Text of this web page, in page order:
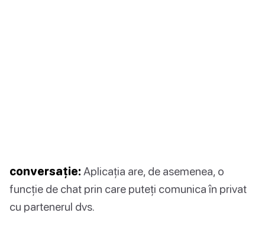
conversație: Aplicația are, de asemenea, o
funcție de chat prin care puteți comunica în privat
cu partenerul dvs.